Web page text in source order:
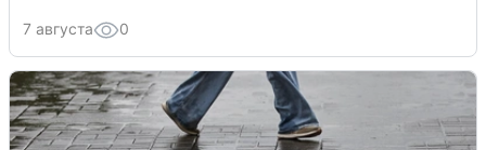
7 августа 0